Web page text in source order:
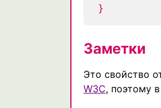
}
Заметки
Это свойство
W3C, поэтому